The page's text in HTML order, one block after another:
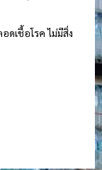
เชื้อโรค ไม่มีสิ่ง